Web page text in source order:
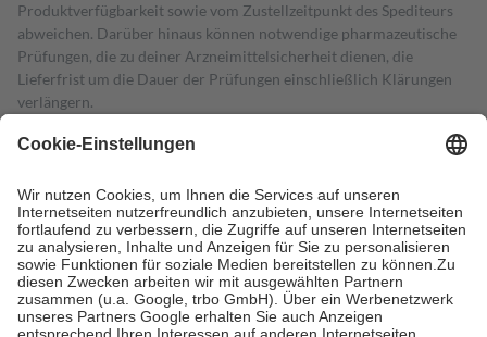
Produktverfügbarkeit sowie vom Zustellzeitpunkt des Spediteurs
abweichen. Darüber hinaus können notwendige pharmazeutische
Prüfungen, die zu deiner Arzneimittelsicherheit dienen, die
Lieferfrist um die Dauer der Prüfungen einschließlich Klärungen
verlängern.
4Für verschreibungspflichtige Medikamente stellt der Arzt ein
gesetzliche Krankenversicherung übernimmt in der Regel die
Kosten dafür, der Versicherte trägt einen Teil davon als Zuzahlung
mit.
Grundsätzlich leisten Mitglieder Zuzahlungen in Höhe von zehn
Prozent des Abgabepreises,mindestensjedochfünf Euro
höchstens zehn Euro.Es sind jedoch nie mehr als die tatsächlichen
Kosten der Leistung zu entrichten.